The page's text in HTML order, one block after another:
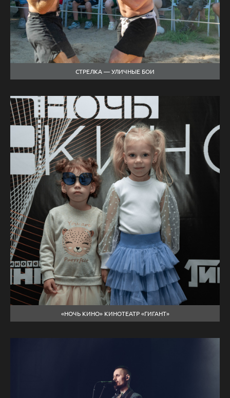
СТРЕЛКА — УЛИЧНЫЕ БОИ
«НОЧЬ КИНО» КИНОТЕАТР «ГИГАНТ»